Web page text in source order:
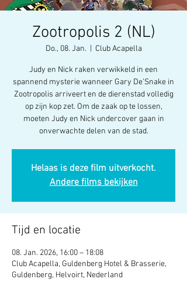
Zootropolis 2 (NL)
Do., 08. Jan. Club Acapella
Judy en Nick raken verwikkeld in een
spannend mysterie wanneer Gary De’Snake in
Zootropolis arriveert en de dierenstad volledig
op zijn kop zet. Om de zaak op te lossen,
moeten Judy en Nick undercover gaan in
onverwachte delen van de stad.
Helaas is deze film uitverkocht.
Andere films bekijken
Tijd en locatie
08. Jan. 2026, 16:00 – 18:08
Club Acapella, Guldenberg Hotel & Brasserie,
Guldenberg, Helvoirt, Nederland